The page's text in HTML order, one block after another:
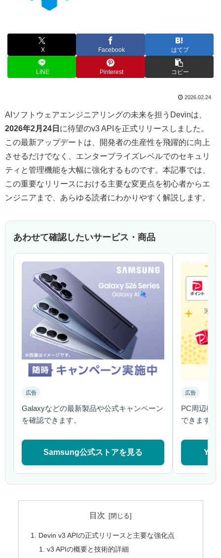
X Facebook はてブ
LINE Pinterest コピー
2026.02.24
AIソフトウェアエンジニアリングの未来を担うDevinは、
2026年2月24日 に待望のv3 APIを正式リリースしました。
この最新アップデートは、開発者の生産性を飛躍的に向上
させるだけでなく、エンタープライズレベルでのセキュリ
ティと管理機能を大幅に強化するものです。本記事では、
この重要なリリースにおける主要な変更点を初心者からエ
ンジニアまで、あらゆる読者にわかりやすく解説します。
あわせて確認したいサービス・商品
広告
Galaxyなどの最新製品や公式キャンペーン
を確認できます。
Samsung公式ストアを見る
広告
PC周辺機
できます。
目次
Devin v3 APIの正式リリースと主要な強化点
v3 APIの概要と技術的詳細